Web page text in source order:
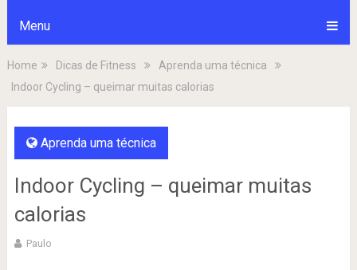
Menu
Home Dicas de Fitness
Aprenda uma técnica
Indoor Cycling – queimar muitas calorias
Aprenda uma técnica
Indoor Cycling – queimar muitas
calorias
Paulo